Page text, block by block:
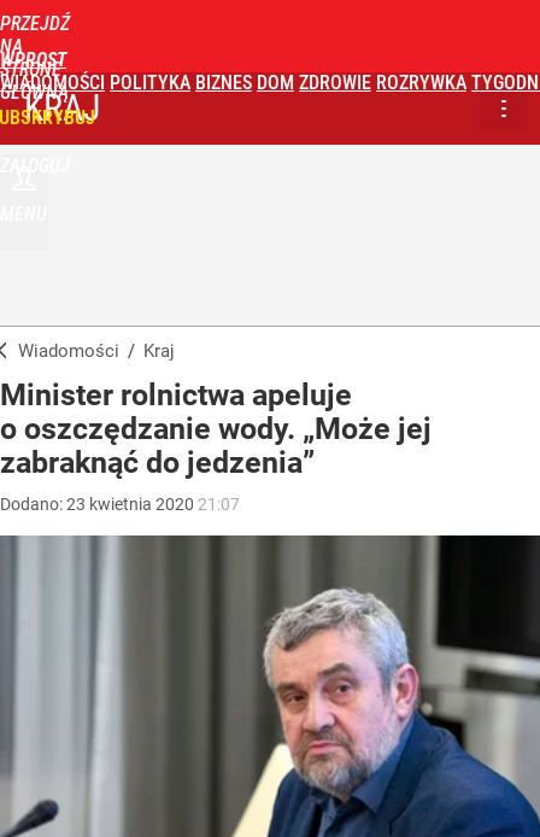
PRZEJDŹ
NA
STRONĘ
GŁÓWNĄ
WPROST
WIADOMOŚCI POLITYKA BIZNES DOM ZDROWIE ROZRYWKA
KRAJ
Wiadomości / Kraj
Minister rolnictwa apeluje
o oszczędzanie wody. „Może jej
zabraknąć do jedzenia”
Dodano:23 kwietnia 2020 21:07